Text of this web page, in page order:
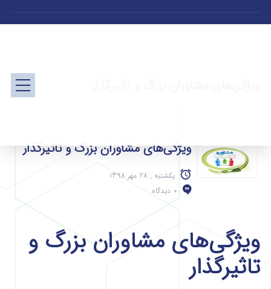
ویژگی‌های مشاوران بزرگ و تاثیرگذار
یکشنبه , 28 مهر 1398
0 دیدگاه
ویژگی‌های مشاوران بزرگ و
تاثیرگذار